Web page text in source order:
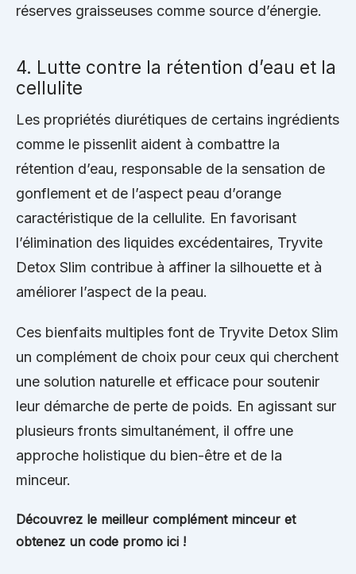
réserves graisseuses comme source d’énergie.
4. Lutte contre la rétention d’eau et la
cellulite
Les propriétés diurétiques de certains ingrédients
comme le pissenlit aident à combattre la
rétention d’eau, responsable de la sensation de
gonflement et de l’aspect peau d’orange
caractéristique de la cellulite. En favorisant
l’élimination des liquides excédentaires, Tryvite
Detox Slim contribue à affiner la silhouette et à
améliorer l’aspect de la peau.
Ces bienfaits multiples font de Tryvite Detox Slim
un complément de choix pour ceux qui cherchent
une solution naturelle et efficace pour soutenir
leur démarche de perte de poids. En agissant sur
plusieurs fronts simultanément, il offre une
approche holistique du bien-être et de la
minceur.
Découvrez le meilleur complément minceur et
obtenez un code promo ici !